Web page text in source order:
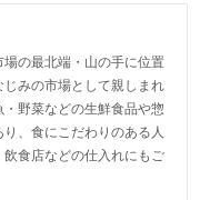
の最北端・山の手に位置
みの市場として親しまれ
野菜などの生鮮食品や惣
、食にこだわりのある人
食店などの仕入れにもご